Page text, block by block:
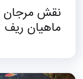
نقش مرجان
ماهیان ریف